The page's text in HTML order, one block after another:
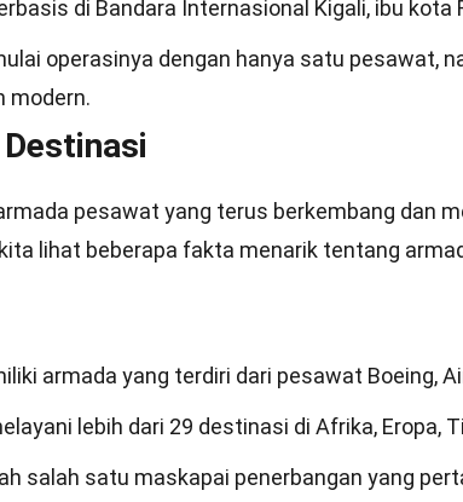
di Bandara Internasional Kigali, ibu kota
operasinya dengan hanya satu pesawat,
modern.
pesawat yang terus berkembang dan
lihat beberapa fakta menarik tentang
armada yang terdiri dari pesawat Boeing,
lebih dari 29 destinasi di Afrika, Eropa,
salah satu maskapai penerbangan yang